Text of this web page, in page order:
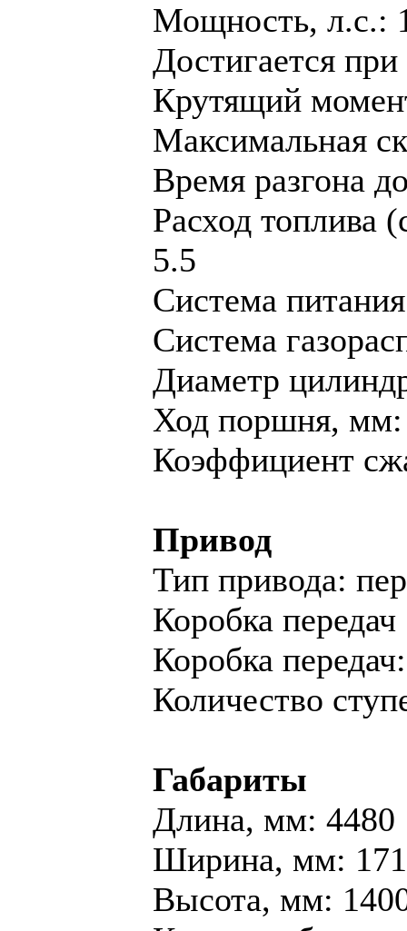
Мощность, л.с.:
Достигается
Крутящий
Максимальная
Время разгона
Расход топлива
5.5
Система
Система
Диaметр
Ход поршня, мм:
Коэффициент
Привод
Тип привода:
Коробка передач
Коробка
Количество
Габариты
Длина, мм: 4480
Ширина, мм:
Высота, мм: